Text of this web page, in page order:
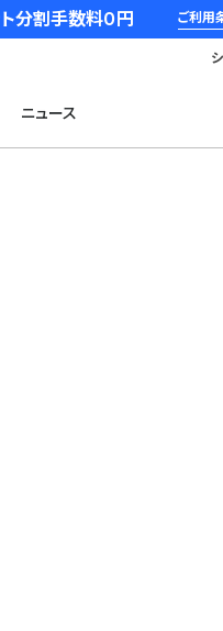
分割手数料０円 ご利用
ニュース